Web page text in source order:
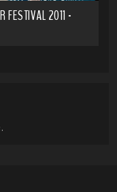
FESTIVAL 2011 -